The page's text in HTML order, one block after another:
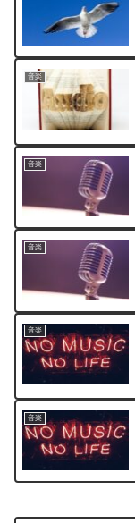
音楽
音楽
音楽
音楽
音楽